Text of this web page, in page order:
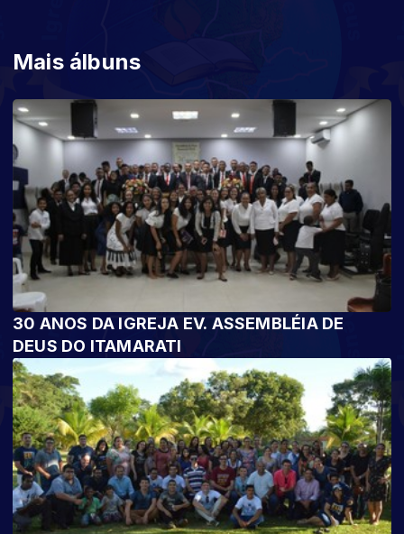
Mais álbuns
30 ANOS DA IGREJA EV. ASSEMBLÉIA DE
DEUS DO ITAMARATI